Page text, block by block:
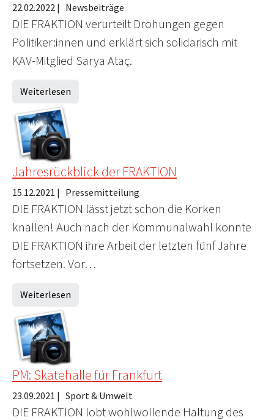
22.02.2022 | Newsbeiträge
DIE FRAKTION verurteilt Drohungen gegen
Politiker:innen und erklärt sich solidarisch mit
KAV-Mitglied Sarya Ataç.
Weiterlesen
Jahresrückblick der FRAKTION
15.12.2021 | Pressemitteilung
DIE FRAKTION lässt jetzt schon die Korken
knallen! Auch nach der Kommunalwahl konnte
DIE FRAKTION ihre Arbeit der letzten fünf Jahre
fortsetzen. Vor…
Weiterlesen
PM: Skatehalle für Frankfurt
23.09.2021 | Sport & Umwelt
DIE FRAKTION lobt wohlwollende Haltung des